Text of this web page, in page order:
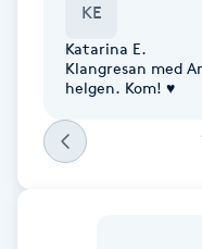
Gel naglar
Gelenaglar
Gellack
Gellack med
KE
Katarina E.
Klangresan med
helgen. Kom! ♥️